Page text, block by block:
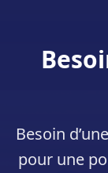
Besoin
pour une